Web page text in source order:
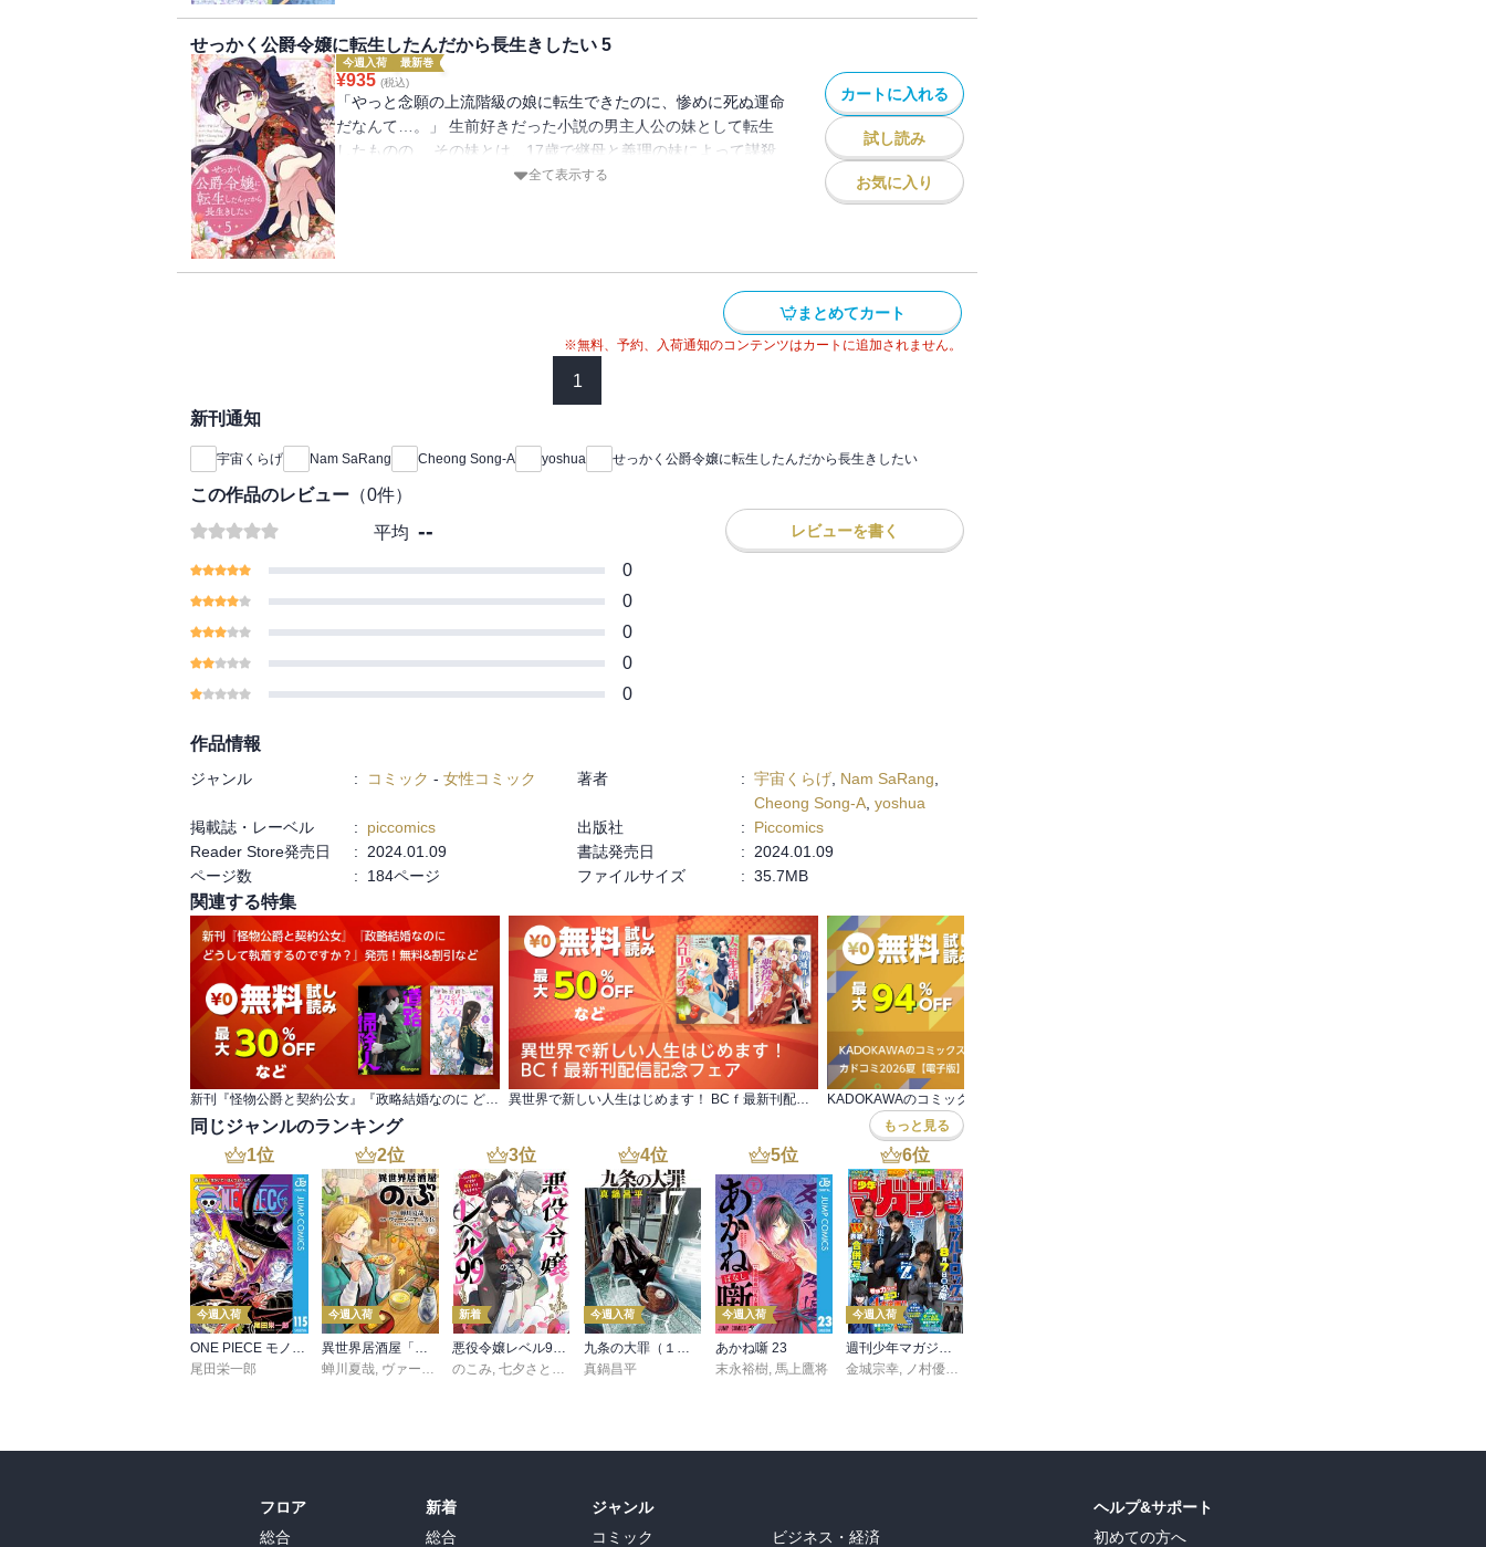
せっかく公爵令嬢に転生したんだから長生きしたい 5
今週入荷 最新巻
¥935 (税込)
「やっと念願の上流階級の娘に転生できたのに、惨めに死ぬ運命
だなんて…。」 生前好きだった小説の男主人公の妹として転生
したものの、 その妹とは、17歳で継母と義理の妹によって謀殺
される脇役にすぎなかった。 小説の展開は、妹の死後、男主人
全て表示する
カートに入れる
試し読み
お気に入り
まとめてカート
※無料、予約、入荷通知のコンテンツはカートに追加されません。
1
新刊通知
宇宙くらげ Nam SaRang Cheong Song-A yoshua せっかく公爵令嬢に転生したんだから長生きしたい
この作品のレビュー （0件）
平均 -- レビューを書く
0
0
0
0
0
作品情報
ジャンル : コミック - 女性コミック 著者 : 宇宙くらげ Nam SaRang
Cheong Song-A yoshua
掲載誌・レーベル
: piccomics 出版社 :
Piccomics
Reader Store発売日
: 2024.01.09 書誌発売日 :
2024.01.09
ページ数
: 184ページ ファイルサイズ : 35.7MB
関連する特集
新刊『怪物公爵と契約公女』『政略結婚なのに どうして執着するのですか？』発売！無料&割引など 異世界で新しい人生はじめます！ BCｆ最新刊配信記念フェア
同じジャンルのランキング もっと見る
1位
今週入荷
ONE PIECE モノクロ版 115
尾田栄一郎
2位
今週入荷
異世界居酒屋「のぶ」(22)
蝉川夏哉, ヴァージニア二等兵 ,転
3位
新着
悪役令嬢レベル99 ～私は裏ボスですが魔王ではありません～ その６
のこみ,七夕さとり Tea
4位
今週入荷
九条の大罪（１７）
真鍋昌平
5位
今週入荷
あかね噺 23
末永裕樹, 馬上鷹将
6位
今週入荷
週刊少年マガジン 2026年36・37号[2026年8月5日発売]
金城宗幸, ノ村優介
フロア
総合
新着
総合
ジャンル
コミック
ビジネス・経済
ヘルプ&サポート
初めての方へ